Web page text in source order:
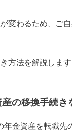
変わるため、ご
方法を解説します
の移換手続き
金資産を転職先